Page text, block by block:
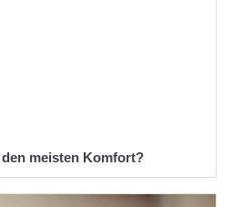
meisten Komfort?